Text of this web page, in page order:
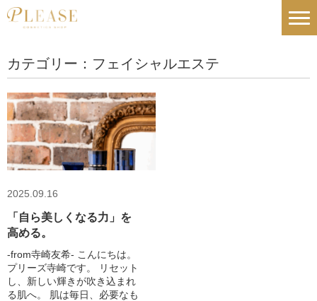
カテゴリー：フェイシャルエステ
2025.09.16
「自ら美しくなる力」を
高める。
-from寺崎友希- こんにちは。
プリーズ寺崎です。 リセット
し、新しい輝きが吹き込まれ
る肌へ。 肌は毎日、必要なも